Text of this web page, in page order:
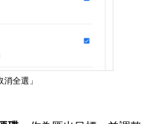
全選」